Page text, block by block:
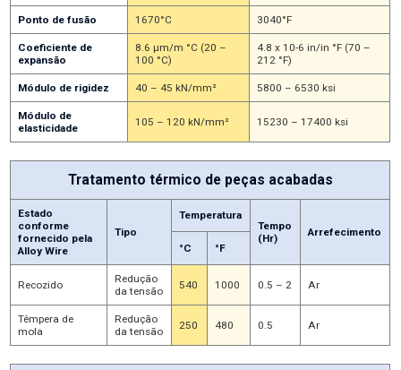
Ponto de fusão 1670°C 3040°F
Coeficiente de
expansão
8.6 μm/m °C (20 –
100 °C)
4.8 x 10-6 in/in °F (70 –
212 °F)
Módulo de rigidez 40 – 45 kN/mm² 5800 – 6530 ksi
Módulo de
elasticidade
105 – 120 kN/mm² 15230 – 17400 ksi
Tratamento térmico de peças acabadas
Estado
conforme
fornecido pela
Alloy Wire
Tipo
Temperatura
Tempo
(Hr)
Arrefecimento
°C
°F
Recozido
Redução
da tensão
540 1000 0.5 – 2 Ar
Têmpera de
mola
Redução
da tensão
250 480 0.5 Ar